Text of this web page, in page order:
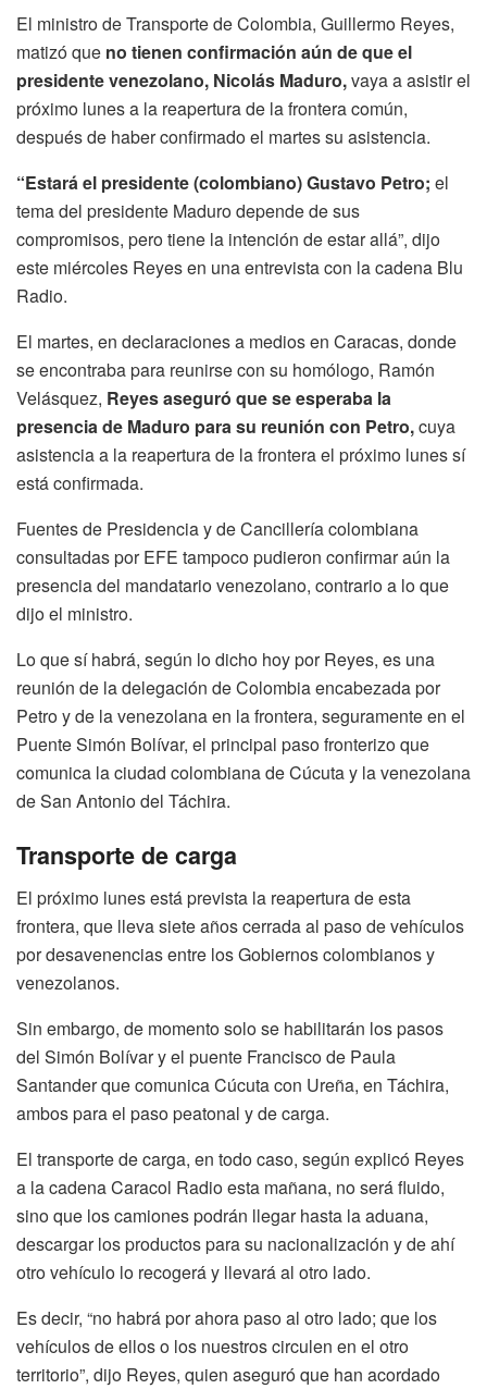
El ministro de Transporte de Colombia, Guillermo Reyes,
matizó que no tienen confirmación aún de que el
presidente venezolano, Nicolás Maduro,vaya a asistir el
próximo lunes a la reapertura de la frontera común,
después de haber confirmado el martes su asistencia.
“Estará el presidente (colombiano) Gustavo Petro; el
tema del presidente Maduro depende de sus
compromisos, pero tiene la intención de estar allá”, dijo
este miércoles Reyes en una entrevista con la cadena Blu
Radio.
El martes, en declaraciones a medios en Caracas, donde
se encontraba para reunirse con su homólogo, Ramón
Velásquez, Reyes aseguró que se esperaba la
presencia de Maduro para su reunión con Petro,cuya
asistencia a la reapertura de la frontera el próximo lunes sí
está confirmada.
Fuentes de Presidencia y de Cancillería colombiana
consultadas por EFE tampoco pudieron confirmar aún la
presencia del mandatario venezolano, contrario a lo que
dijo el ministro.
Lo que sí habrá, según lo dicho hoy por Reyes, es una
reunión de la delegación de Colombia encabezada por
Petro y de la venezolana en la frontera, seguramente en el
Puente Simón Bolívar, el principal paso fronterizo que
comunica la ciudad colombiana de Cúcuta y la venezolana
de San Antonio del Táchira.
Transporte de carga
El próximo lunes está prevista la reapertura de esta
frontera, que lleva siete años cerrada al paso de vehículos
por desavenencias entre los Gobiernos colombianos y
venezolanos.
Sin embargo, de momento solo se habilitarán los pasos
del Simón Bolívar y el puente Francisco de Paula
Santander que comunica Cúcuta con Ureña, en Táchira,
ambos para el paso peatonal y de carga.
El transporte de carga, en todo caso, según explicó Reyes
a la cadena Caracol Radio esta mañana, no será fluido,
sino que los camiones podrán llegar hasta la aduana,
descargar los productos para su nacionalización y de ahí
otro vehículo lo recogerá y llevará al otro lado.
Es decir, “no habrá por ahora paso al otro lado; que los
vehículos de ellos o los nuestros circulen en el otro
territorio”, dijo Reyes, quien aseguró que han acordado